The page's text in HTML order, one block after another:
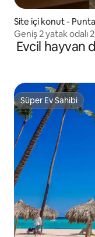
Site içi konut -
Geniş 2 yatak odalı
manzarası•Hızlı
Evcil hayvan
Süper Ev Sahibi
Süper Ev Sahibi